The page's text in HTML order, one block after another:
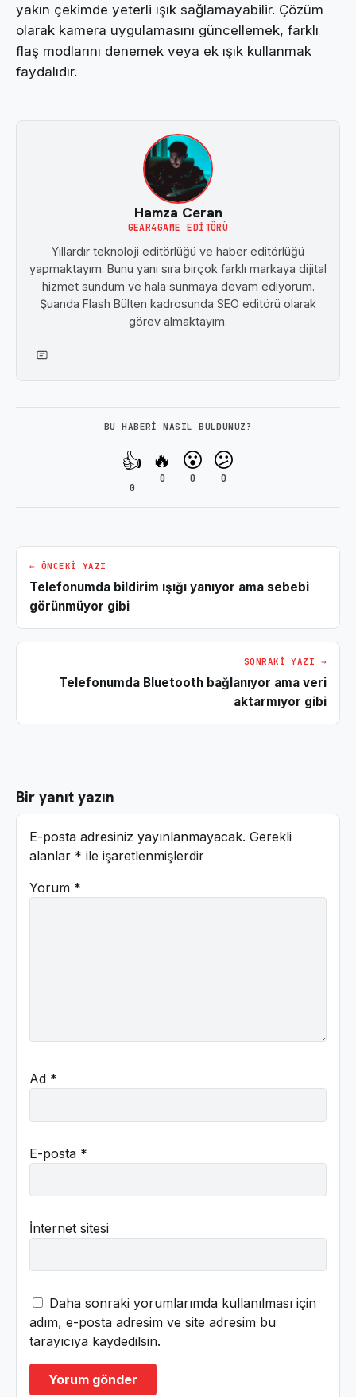
yakın çekimde yeterli ışık sağlamayabilir. Çözüm
olarak kamera uygulamasını güncellemek, farklı
flaş modlarını denemek veya ek ışık kullanmak
faydalıdır.
Hamza Ceran
GEAR4GAME EDITÖRÜ
Yıllardır teknoloji editörlüğü ve haber editörlüğü
yapmaktayım. Bunu yanı sıra birçok farklı markaya dijital
hizmet sundum ve hala sunmaya devam ediyorum.
Şuanda Flash Bülten kadrosunda SEO editörü olarak
görev almaktayım.
BU HABERI NASIL BULDUNUZ?
👍
0
🔥
0
😮
0
😕
0
← ÖNCEKI YAZI
Telefonumda bildirim ışığı yanıyor ama sebebi
görünmüyor gibi
SONRAKI YAZI →
Telefonumda Bluetooth bağlanıyor ama veri
aktarmıyor gibi
Bir yanıt yazın
E-posta adresiniz yayınlanmayacak. Gerekli
alanlar * ile işaretlenmişlerdir
Yorum *
Ad *
E-posta *
İnternet sitesi
Daha sonraki yorumlarımda kullanılması için
adım, e-posta adresim ve site adresim bu
tarayıcıya kaydedilsin.